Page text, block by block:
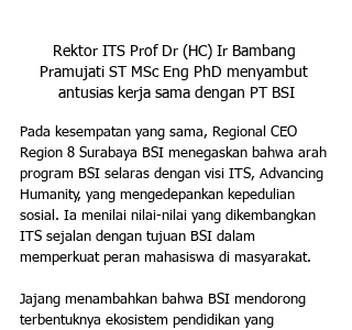
Rektor ITS Prof Dr (HC) Ir Bambang
Pramujati ST MSc Eng PhD menyambut
antusias kerja sama dengan PT BSI
Pada kesempatan yang sama, Regional CEO
Region 8 Surabaya BSI menegaskan bahwa arah
program BSI selaras dengan visi ITS, Advancing
Humanity, yang mengedepankan kepedulian
sosial. Ia menilai nilai-nilai yang dikembangkan
ITS sejalan dengan tujuan BSI dalam
memperkuat peran mahasiswa di masyarakat.
Jajang menambahkan bahwa BSI mendorong
terbentuknya ekosistem pendidikan yang